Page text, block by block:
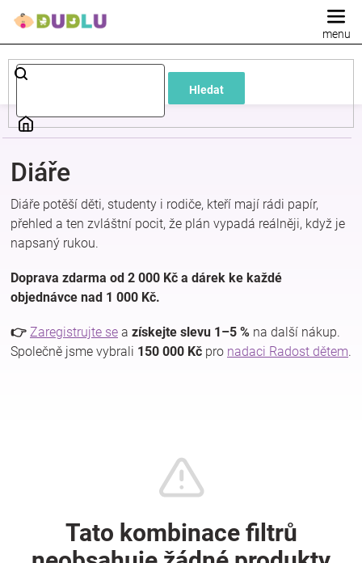
Hledat
Dětské
a
Pokojíček
a
výbava
Diáře
Diáře potěší děti, studenty i rodiče, kteří mají rádi papír,
přehled a ten zvláštní pocit, že plán vypadá reálněji, když je
napsaný rukou.
Doprava zdarma od 2 000 Kč a dárek ke každé
objednávce nad 1 000 Kč.
👉 Zaregistrujte se a získejte slevu 1–5 % na další nákup.
Společně jsme vybrali 150 000 Kč pro nadaci Radost dětem.